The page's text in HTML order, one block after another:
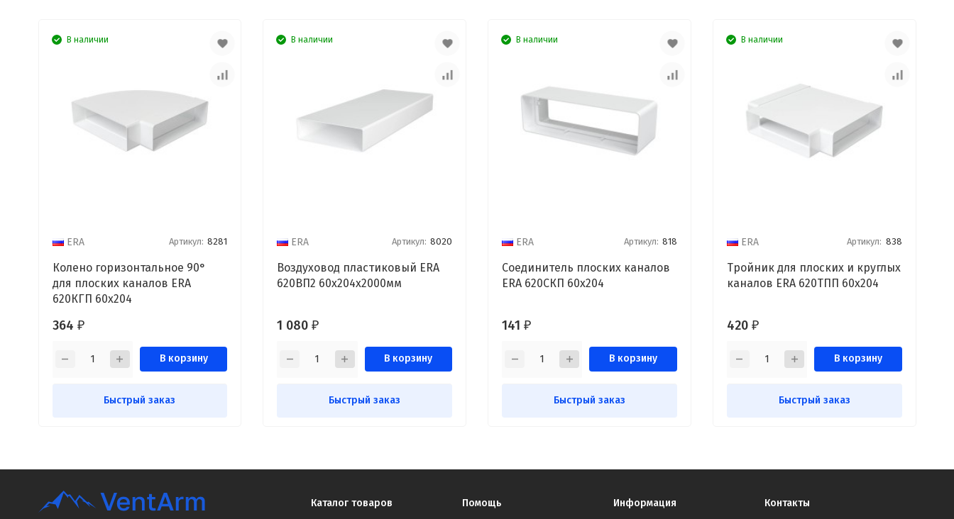
В наличии
ERA Артикул: 8281
Колено горизонтальное 90°
для плоских каналов ERA
620КГП 60x204
364 ₽
В корзину
Быстрый заказ
В наличии
ERA Артикул: 8020
Воздуховод пластиковый ERA
620ВП2 60x204x2000мм
1 080₽
В корзину
Быстрый заказ
В наличии
ERA Артикул: 818
Соединитель плоских каналов
ERA 620СКП 60х204
141 ₽
В корзину
Быстрый заказ
В наличии
ERA Артикул: 838
Тройник для плоских и круглых
каналов ERA 620ТПП 60x204
420 ₽
В корзину
Быстрый заказ
Каталог товаров Помощь Информация Контакты